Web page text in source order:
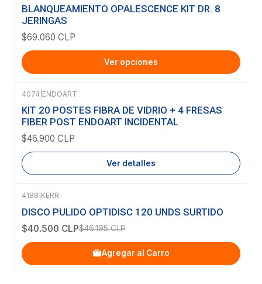
BLANQUEAMIENTO OPALESCENCE KIT DR. 8
JERINGAS
$69.060 CLP
Ver opciones
Agotado
4074 ENDOART
KIT 20 POSTES FIBRA DE VIDRIO + 4 FRESAS
FIBER POST ENDOART INCIDENTAL
$46.900 CLP
Ver detalles
-12%OFF
4188 KERR
DISCO PULIDO OPTIDISC 120 UNDS SURTIDO
$40.500 CLP$46.195 CLP
Agregar al Carro